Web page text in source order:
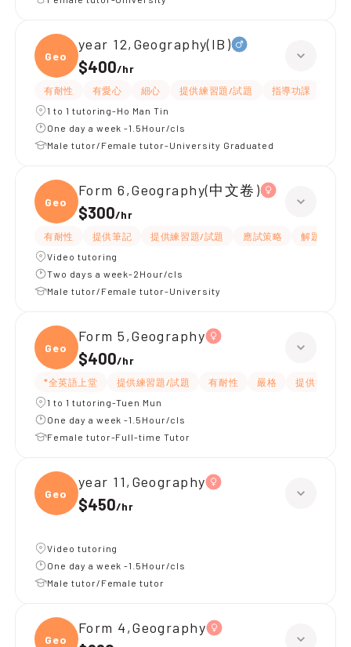
Geogr
year 12,Geography(IB)
$400/hr
有耐性 有愛心 細心 提供練習題/試題 指導功課
1 to 1 tutoring-Ho Man Tin
One day a week -1.5Hour/cls
Male tutor/Female tutor-University Graduated
Geogr
Form 6,Geography(中文卷)
$300/hr
有耐性 提供筆記 提供練習題/試題 應試策略
解題思路
Video tutoring
Two days a week-2Hour/cls
Male tutor/Female tutor-University
Geogr
Form 5,Geography
$400/hr
*全英語上堂 提供練習題/試題 有耐性 嚴格
提供筆記
1 to 1 tutoring-Tuen Mun
One day a week -1.5Hour/cls
Female tutor-Full-time Tutor
Geogr
year 11,Geography
$450/hr
Video tutoring
One day a week -1.5Hour/cls
Male tutor/Female tutor
Geogr
Form 4,Geography